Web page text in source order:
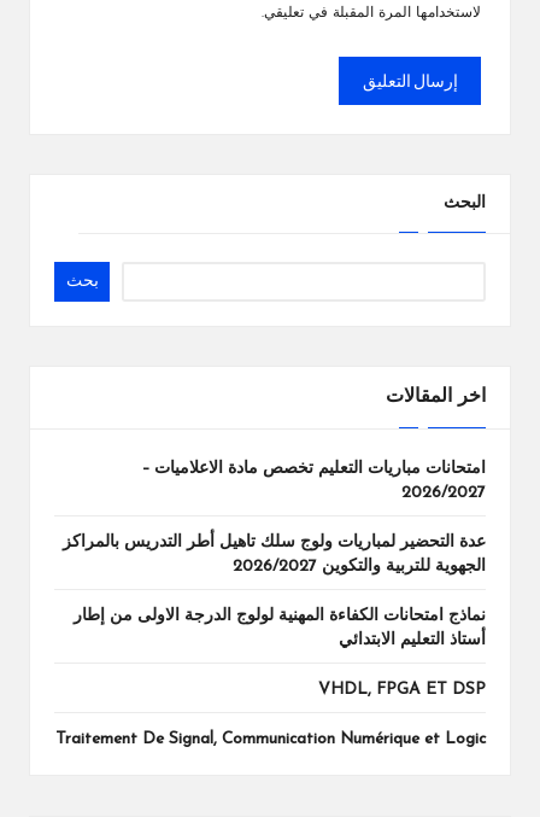
لاستخدامها المرة المقبلة في تعليقي.
البحث
بحث
اخر المقالات
امتحانات مباريات التعليم تخصص مادة الاعلاميات –
2026/2027
عدة التحضير لمباريات ولوج سلك تاهيل أطر التدريس بالمراكز
الجهوية للتربية والتكوين 2026/2027
نماذج امتحانات الكفاءة المهنية لولوج الدرجة الاولى من إطار
أستاذ التعليم الابتدائي
VHDL, FPGA ET DSP
Traitement De Signal, Communication Numérique et Logic